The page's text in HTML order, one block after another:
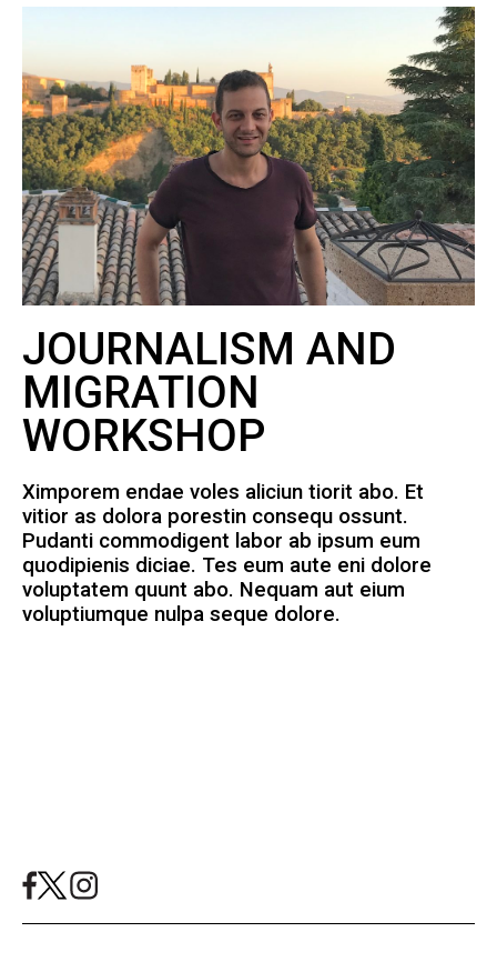
JOURNALISM AND
MIGRATION
WORKSHOP
Ximporem endae voles aliciun tiorit abo. Et
vitior as dolora porestin consequ ossunt.
Pudanti commodigent labor ab ipsum eum
quodipienis diciae. Tes eum aute eni dolore
voluptatem quunt abo. Nequam aut eium
voluptiumque nulpa seque dolore.